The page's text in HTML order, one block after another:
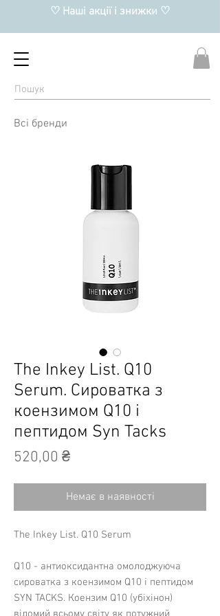
♡ Наші акції і знижки ♡
Всі бренди
The Inkey List. Q10
Serum. Сироватка з
коензимом Q10 і
пептидом Syn Tacks
520,00 ₴Ціна
Немає в наявності
The Inkey List. Q10 Serum
Q10 - антиоксидантна омолоджуюча
сироватка з коензимом Q10 і пептидом
SYN TACKS. Коензим Q10 (убіхінон)